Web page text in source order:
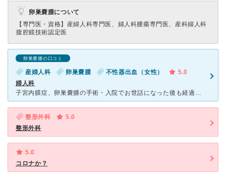
卵巣嚢腫について
【専門医・資格】 産婦人科専門医、婦人科腫瘍専門医、産科婦人科
腹腔鏡技術認定医
卵巣嚢腫の口コミ
産婦人科 卵巣嚢腫 不性器出血（女性）
5.0
婦人科
子宮内膜症、卵巣嚢腫の手術・入院でお世話になった後も経過観察で通院しています。 丁寧な診察と、的確な投薬で再手術になることなく10年経ちました。 看護師さんも優しく良い対応です。 婦人科は予約を
整形外科
5.0
整形外科
5.0
コロナか？